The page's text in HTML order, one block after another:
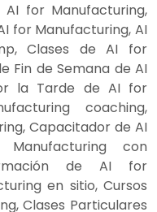
for Manufacturing,
for Manufacturing, AI
Clases de AI for
Fin de Semana de AI
la Tarde de AI for
coaching,
Capacitador de AI
con
de AI for
en sitio, Cursos
Clases Particulares